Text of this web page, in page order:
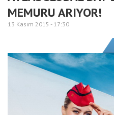
MEMURU ARIYOR!
13 Kasım 2015 - 17:30